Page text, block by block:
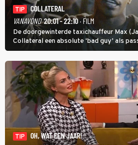
TIP
COLLATERAL
VANAVOND 20:01 - 22:10· FILM
De doorgewinterde taxichauffeur Max
Collateral een absolute ‘bad guy’ als
Cruise) heeft hem nodig om hem de stad
wel heel lugubere reden.
TIP
OH, WAT EEN JAAR!